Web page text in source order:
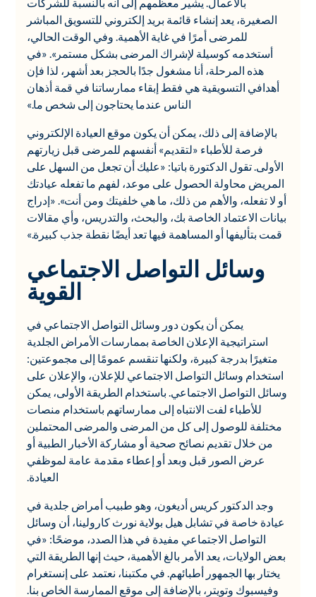
الصغيرة، يعد إنشاء قائمة بريد إلكتروني للتسويق المباشر
للمرضى أمرًا في غاية الأهمية. وفي الوقت الحالي،
أستخدمه كوسيلة لإشراك المرضى بشكل مستمر». «في
هذه المرحلة، أنا مشغول جدًا بالحجز بعد أشهر، لذا فإن
أهدافي التسويقية هي فقط إبقاء ممارساتنا في قمة أذهان
الناس عندما يحتاجون إلى شخص ما.»
بالإضافة إلى ذلك، يمكن أن يكون موقع العيادة الإلكتروني
فرصة للأطباء «لتقديم» أنفسهم للمرضى قبل زيارتهم
الأولى. تقول الدكتورة باتيا: «عليك أن تجعل من السهل على
المريض محاولة الحصول على موعد، لفهم ما تفعله عيادتك
أو لا تفعله، والأهم من ذلك، ما هي خلفيتك ومن أنت». «إدراج
بيانات الاعتماد الخاصة بك، والبحث، والتدريس، وأي مقالات
قمت بتأليفها أو المساهمة فيها تعد أيضًا نقطة جذب كبيرة.»
وسائل التواصل الاجتماعي
القوية
يمكن أن يكون دور وسائل التواصل الاجتماعي في
استراتيجية الإعلان الخاصة بممارسات الأمراض الجلدية
متغيرًا بدرجة كبيرة، ولكنها تنقسم عمومًا إلى مجموعتين:
استخدام وسائل التواصل الاجتماعي للإعلان، والإعلان على
وسائل التواصل الاجتماعي. باستخدام الطريقة الأولى، يمكن
للأطباء لفت الانتباه إلى ممارساتهم باستخدام منصات
مختلفة للوصول إلى كل من المرضى والمرضى المحتملين
من خلال تقديم نصائح صحية أو مشاركة الأخبار الطبية أو
عرض الصور قبل وبعد أو إعطاء مقدمة عامة لموظفي
العيادة.
وجد الدكتور كريس أديغون، وهو طبيب أمراض جلدية في
عيادة خاصة في تشابل هيل بولاية نورث كارولينا، أن وسائل
التواصل الاجتماعي مفيدة في هذا الصدد، موضحًا: «في
بعض الولايات، يعد الأمر بالغ الأهمية، حيث إنها الطريقة التي
يختار بها الجمهور أطبائهم. في مكتبنا، نعتمد على إنستغرام
وفيسبوك وتويتر، بالإضافة إلى موقع الممارسة الخاص بنا.